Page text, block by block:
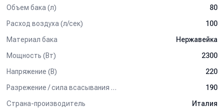
профессионального использования с высокой
Подробные характеристики, наличие и отзывы уточняйте у
Объем бака (л)
80
Расход воздуха (л/сек)
100
Материал бака
Нержавейка
Мощность (Вт)
2300
Напряжение (В)
220
Разрежение / сила всасывания (мбар)
190
Страна-производитель
Италия